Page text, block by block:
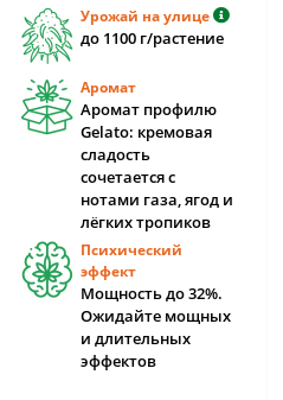
Урожай на улице
до 1100 г/растение
Аромат
Аромат профилю
Gelato: кремовая
сладость
сочетается с
нотами газа, ягод и
лёгких тропиков
Психический
эффект
Мощность до 32%.
Ожидайте мощных
и длительных
эффектов